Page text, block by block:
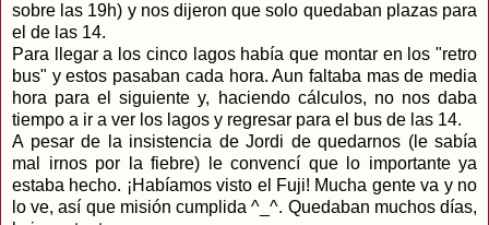
sobre las 19h) y nos dijeron que solo quedaban plazas para
el de las 14.
Para llegar a los cinco lagos había que montar en los "retro
bus" y estos pasaban cada hora. Aun faltaba mas de media
hora para el siguiente y, haciendo cálculos, no nos daba
tiempo a ir a ver los lagos y regresar para el bus de las 14.
A pesar de la insistencia de Jordi de quedarnos (le sabía
mal irnos por la fiebre) le convencí que lo importante ya
estaba hecho. ¡Habíamos visto el Fuji! Mucha gente va y no
lo ve, así que misión cumplida ^_^. Quedaban muchos días,